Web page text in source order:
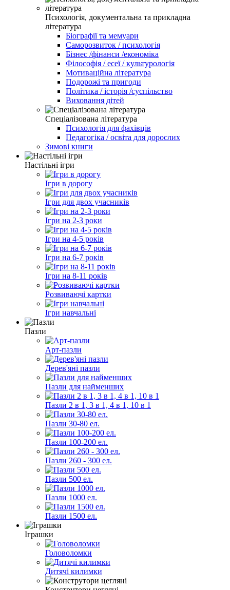
Психологія, документальна та прикладна
література
Біографії та мемуари
Саморозвиток / психологія
Бізнес /фінанси /економіка
Філософія / есеї / культурологія
Мотиваційна література
Подорожі та пригоди
Політика / історія /суспільство
Виховання дітей
Спеціалізована література
Психологія для фахівців
Педагогіка / освіта для дорослих
Зимові книги
Настільні ігри
Ігри в дорогу
Ігри для двох учасників
Ігри на 2-3 роки
Ігри на 4-5 років
Ігри на 6-7 років
Ігри на 8-11 років
Розвиваючі картки
Ігри навчальні
Пазли
Арт-пазли
Дерев'яні пазли
Пазли для найменших
Пазли 2 в 1, 3 в 1, 4 в 1, 10 в 1
Пазли 30-80 ел.
Пазли 100-200 ел.
Пазли 260 - 300 ел.
Пазли 500 ел.
Пазли 1000 ел.
Пазли 1500 ел.
Іграшки
Головоломки
Дитячі килимки